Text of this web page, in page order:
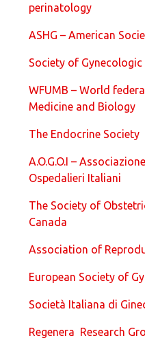
perinatology
ASHG – American
Society of
WFUMB – World
Medicine and Biology
The Endocrine Society
A.O.G.O.I –
Ospedalieri Italiani
The Society of
Canada
Association of
European Society of
Società Italiana di
Regenera Research